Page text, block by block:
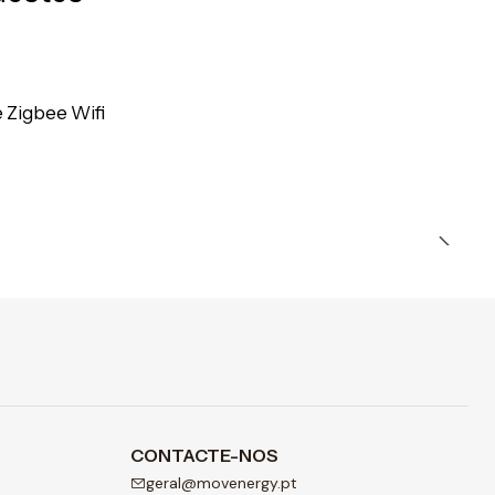
Zigbee Wifi
CONTACTE-NOS
geral@movenergy.pt